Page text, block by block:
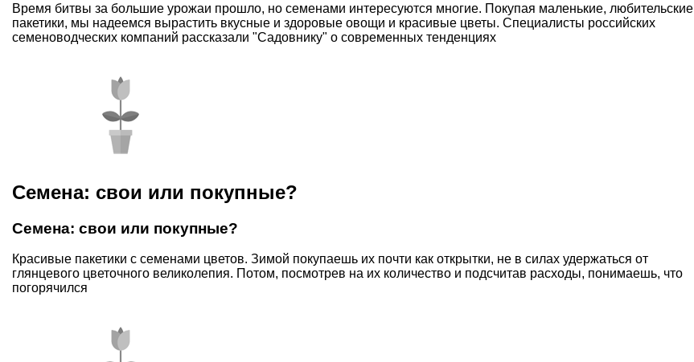
Время битвы за большие урожаи прошло, но семенами интересуются многие. Покупая маленькие, любительские
пакетики, мы надеемся вырастить вкусные и здоровые овощи и красивые цветы. Специалисты российских
семеноводческих компаний рассказали "Садовнику" о современных тенденциях
Семена: свои или покупные?
Семена: свои или покупные?
Красивые пакетики с семенами цветов. Зимой покупаешь их почти как открытки, не в силах удержаться от
глянцевого цветочного великолепия. Потом, посмотрев на их количество и подсчитав расходы, понимаешь, что
погорячился